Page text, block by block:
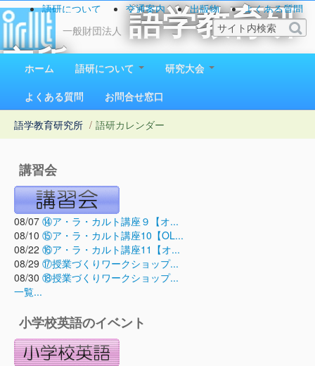
一般財団法人
語学教育研
究所
1923（大正12）年創立
語研について 交通案内 出版物
よくある質問
お問い合わせ
ホーム 語研について
研究大会
よくある質問
お問合せ窓口
語学教育研究所 / 語研カレンダー
講習会
08/07 ⑭ア・ラ・カルト講座９【オ...
08/10 ⑮ア・ラ・カルト講座10【OL...
08/22 ⑯ア・ラ・カルト講座11【オ...
08/29 ⑰授業づくりワークショップ...
08/30 ⑱授業づくりワークショップ...
一覧...
小学校英語のイベント